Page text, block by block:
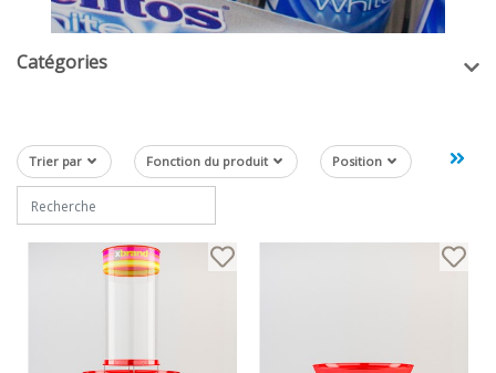
Catégories
Trier par Fonction du produit Position